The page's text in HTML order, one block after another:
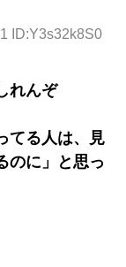
ID:Y3s32k8S0
れんぞ
てる人は、見
のに」と思っ